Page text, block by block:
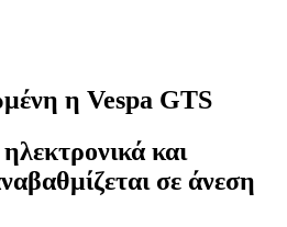
η Vespa GTS
και
σε άνεση